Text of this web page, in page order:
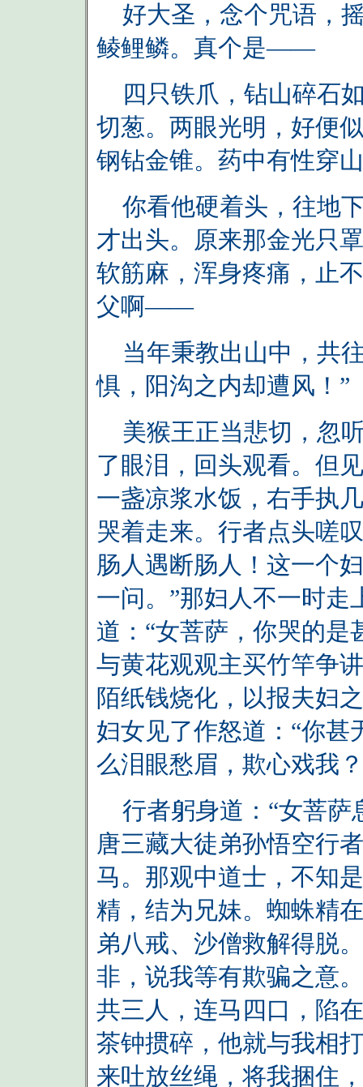
好大圣，念个咒语，
鲮鲤鳞。真个是——
四只铁爪，钻山碎石
切葱。两眼光明，好便
钢钻金锥。药中有性穿
你看他硬着头，往地
才出头。原来那金光只
软筋麻，浑身疼痛，止
父啊——
当年秉教出山中，共
惧，阳沟之内却遭风！”
美猴王正当悲切，忽
了眼泪，回头观看。但
一盏凉浆水饭，右手执
哭着走来。行者点头嗟
肠人遇断肠人！这一个
一问。”那妇人不一时
道：“女菩萨，你哭的是
与黄花观观主买竹竿争
陌纸钱烧化，以报夫妇
妇女见了作怒道：“你
么泪眼愁眉，欺心戏我
行者躬身道：“女菩萨
唐三藏大徒弟孙悟空行
马。那观中道士，不知
精，结为兄妹。蜘蛛精
弟八戒、沙僧救解得脱
非，说我等有欺骗之意
共三人，连马四口，陷
茶钟掼碎，他就与我相
来吐放丝绳，将我捆住